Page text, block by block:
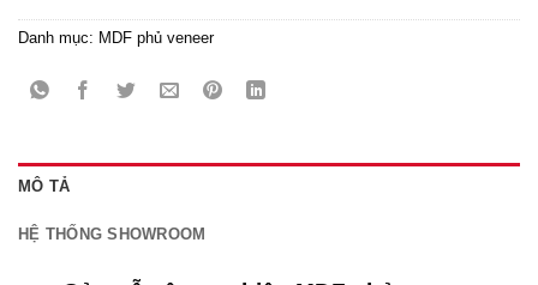
Danh mục: MDF phủ veneer
MÔ TẢ
HỆ THỐNG SHOWROOM